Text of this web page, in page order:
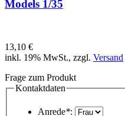
Models 1/35
13,10 €
inkl. 19% MwSt., zzgl. Versand
Frage zum Produkt
Kontaktdaten
Anrede*: